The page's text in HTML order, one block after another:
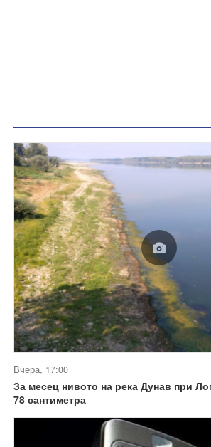
Вчера, 17:00
За месец нивото на река Дунав при
78 сантиметра